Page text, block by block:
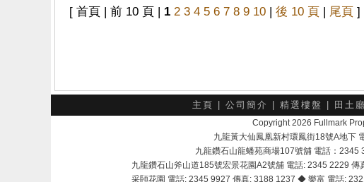
[ 首頁 | 前 10 頁 | 1 2 3 4 5 6 7 8 9 10 | 後 10 頁 | 尾頁 ]
主頁 公司簡介 精選樓盤 田土
Copyright 2026 Fullmark
九龍黃大仙鳳凰新村環鳳街18號A地下
九龍鑽石山龍蟠苑商場107號舖 電話：
九龍鑽石山斧山道185號宏景花園A2號舖 電話: 2345 2229
采頣花園 電話: 2345 9927 傳真: 3188 1237 ◆ 樂富 電話: